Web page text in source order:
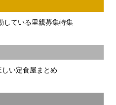
している里親募集特集
しい定食屋まとめ